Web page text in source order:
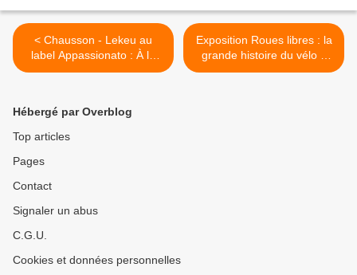
< Chausson - Lekeu au
label Appassionato : À la
redécouverte du
Exposition Roues libres : la
grande histoire du vélo à
Sceaux jusqu’au 31
Hébergé par Overblog
Top articles
Pages
Contact
Signaler un abus
C.G.U.
Cookies et données personnelles